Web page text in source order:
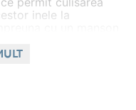
inele la
eficienta a
la reducerea